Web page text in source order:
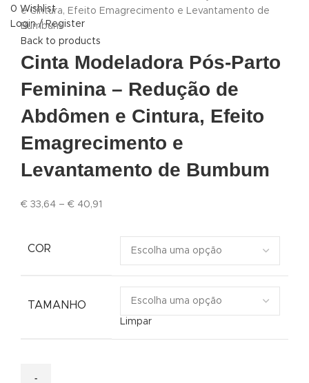
0 Wishlist
Login / Register
e Cintura, Efeito Emagrecimento e Levantamento de
Bumbum
Back to products
Cinta Modeladora Pós-Parto
Feminina – Redução de
Abdômen e Cintura, Efeito
Emagrecimento e
Levantamento de Bumbum
€ 33,64 – € 40,91
COR
TAMANHO
Limpar